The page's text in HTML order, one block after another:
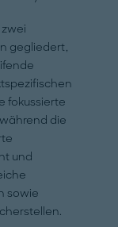
gegliedert,
fokussierte
die
und
sowie